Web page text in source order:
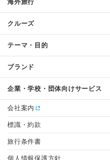
海外旅行
クルーズ
テーマ・目的
ブランド
企業・学校・団体向けサービス
会社案内
標識・約款
旅行条件書
個人情報保護方針